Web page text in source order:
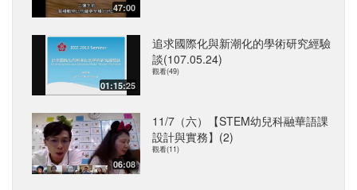
47:00
01:15:25
追求國際化與新潮化的學術研究經驗
談(107.05.24)
觀看(49)
06:08
11/7（六）【STEM幼兒科融華語課
設計與實務】(2)
觀看(11)